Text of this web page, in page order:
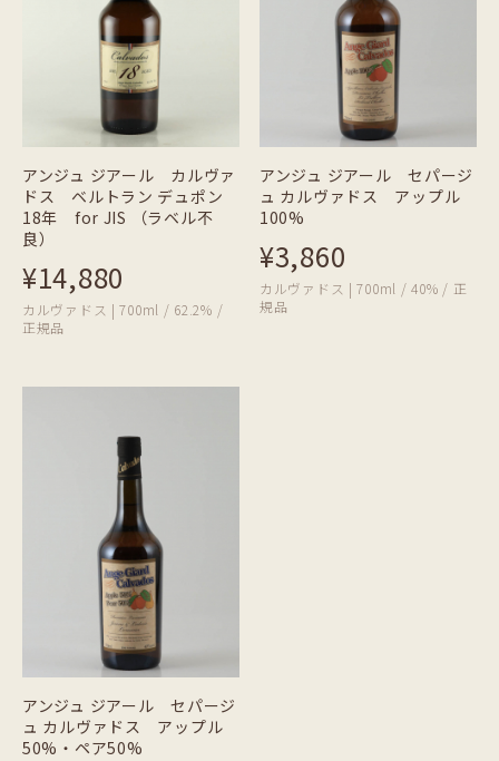
アンジュ ジアール カルヴァ
ドス ベルトラン デュポン
18年 for JIS （ラベル不
良）
¥14,880
カルヴァドス | 700ml / 62.2% /
正規品
アンジュ ジアール セパージ
ュ カルヴァドス アップル
100%
¥3,860
カルヴァドス | 700ml / 40% / 正
規品
アンジュ ジアール セパージ
ュ カルヴァドス アップル
50%・ペア50%